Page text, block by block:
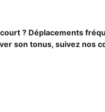
? Déplacements
son tonus, suivez nos